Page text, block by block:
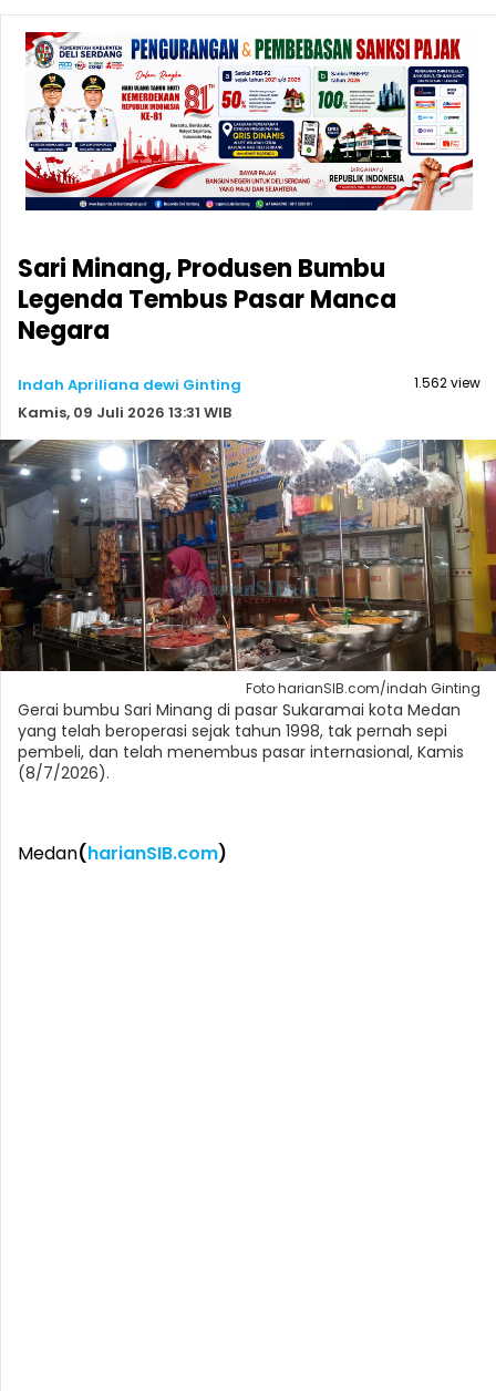
‎Sari Minang, Produsen Bumbu
Legenda Tembus Pasar Manca
Negara
Indah Apriliana dewi Ginting
Kamis, 09 Juli 2026 13:31 WIB
1.562 view
‎Foto harianSIB.com/indah Ginting
Gerai bumbu Sari Minang di pasar Sukaramai kota Medan
yang telah beroperasi sejak tahun 1998, tak pernah sepi
pembeli, dan telah menembus pasar internasional, Kamis
(8/7/2026).
Medan(harianSIB.com)